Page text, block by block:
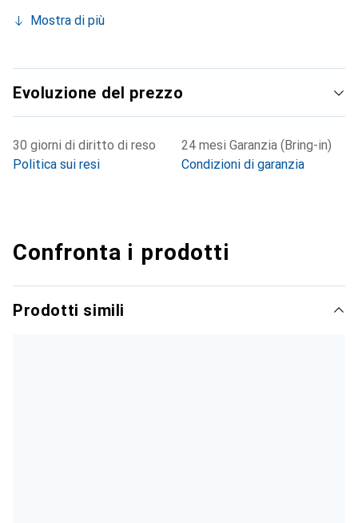
Mostra di più
Evoluzione del prezzo
30 giorni di diritto di reso
Politica sui resi
24 mesi Garanzia (Bring-in)
Condizioni di garanzia
Confronta i prodotti
Prodotti simili